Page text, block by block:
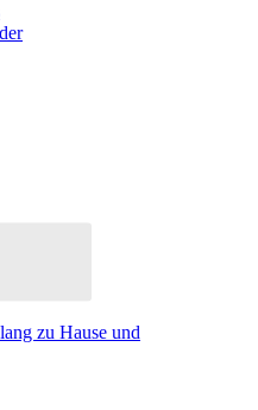
zu Hause und